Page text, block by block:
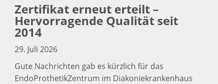
Zertifikat erneut erteilt –
Hervorragende Qualität seit
2014
29. Juli 2026
Gute Nachrichten gab es kürzlich für das
EndoProthetikZentrum im Diakoniekrankenhaus